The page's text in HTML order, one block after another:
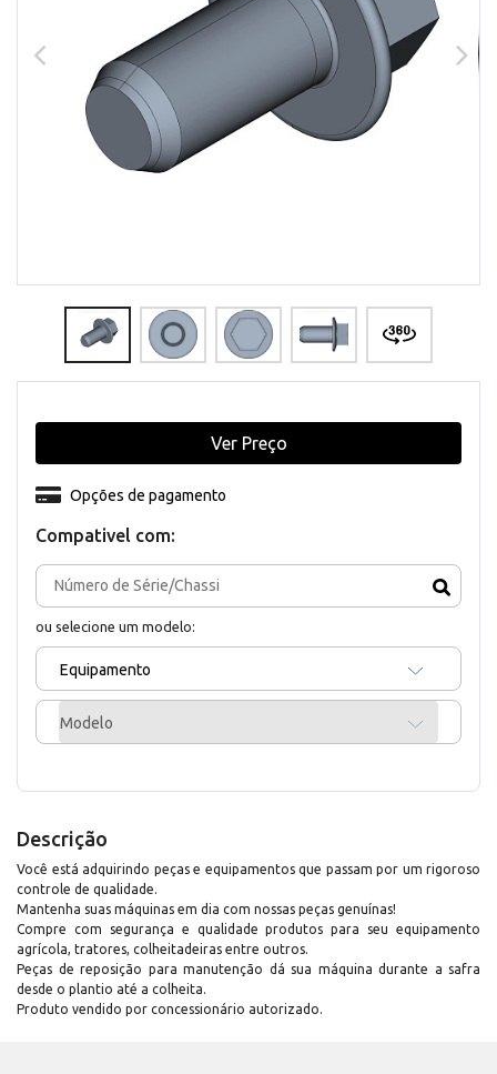
Compativel com:
ou selecione um modelo:
Equipamento
Modelo
Opções de pagamento
Ver Preço
Descrição
Você está adquirindo peças e equipamentos que passam por um rigoroso
controle de qualidade.
Mantenha suas máquinas em dia com nossas peças genuínas!
Compre com segurança e qualidade produtos para seu equipamento
agrícola, tratores, colheitadeiras entre outros.
Peças de reposição para manutenção dá sua máquina durante a safra
desde o plantio até a colheita.
Produto vendido por concessionário autorizado.